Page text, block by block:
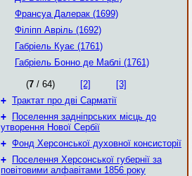
Франсуа Далерак (1699)
Філіпп Авріль (1692)
Габріель Куає (1761)
Габріель Бонно де Маблі (1761)
(7 / 64) [2]
[3]
+ Трактат про дві Сарматії
+
Поселення задніпрських місць до
утворення Нової Сербії
+ Фонд Херсонської духовної консисторії
+
Поселення Херсонської губернії за
повітовими алфавітами 1856 року